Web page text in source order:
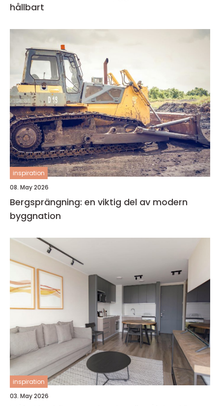
hållbart
inspiration
08. May 2026
Bergsprängning: en viktig del av modern
byggnation
inspiration
03. May 2026